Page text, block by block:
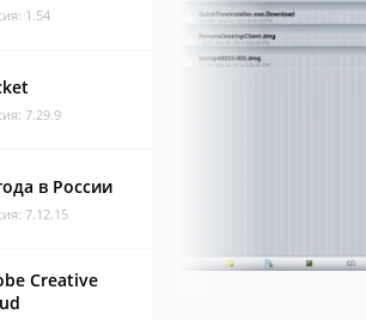
1.54
7.29.9
в России
7.12.15
Creative